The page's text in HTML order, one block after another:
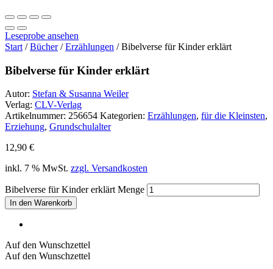
Leseprobe ansehen
Start /Bücher/Erzählungen / Bibelverse für Kinder erklärt
Bibelverse für Kinder erklärt
Autor: Stefan & Susanna Weiler
Verlag: CLV-Verlag
Artikelnummer: 256654 Kategorien: Erzählungen, für die Kleinsten,
Erziehung, Grundschulalter
12,90 €
inkl. 7 % MwSt. zzgl. Versandkosten
Bibelverse für Kinder erklärt Menge
In den Warenkorb
Auf den Wunschzettel
Auf den Wunschzettel